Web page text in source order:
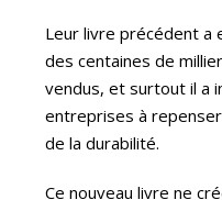
Leur livre précédent a
des centaines de
vendus, et surtout il a
entreprises à
de la durabilité.
Ce nouveau livre ne